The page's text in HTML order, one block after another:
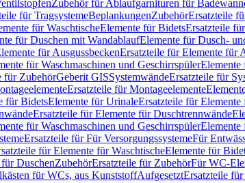
Zubehör für Ablaufgarnituren für
für TragsystemeBeplankungenZubehörErsatzteile
für WaschtischeElemente für BidetsErsatzteile
für Duschen mit WandablaufElemente für Dusch-
für AusgussbeckenErsatzteile für Elemente für
für Waschmaschinen und GeschirrspülerElemente
für ZubehörGeberit GISSystemwändeErsatzteile für
Ersatzteile für Montageelemente
für BidetsElemente für UrinaleErsatzteile für
Ersatzteile für Elemente für Duschtrennwände
für Waschmaschinen und GeschirrspülerElemente
Ersatzteile für Für VersorgungssystemeFür
für Elemente für WaschtischeElemente für
DuschenZubehörErsatzteile für ZubehörFür WC-
für WCs, aus KunststoffAufgesetztErsatzteile